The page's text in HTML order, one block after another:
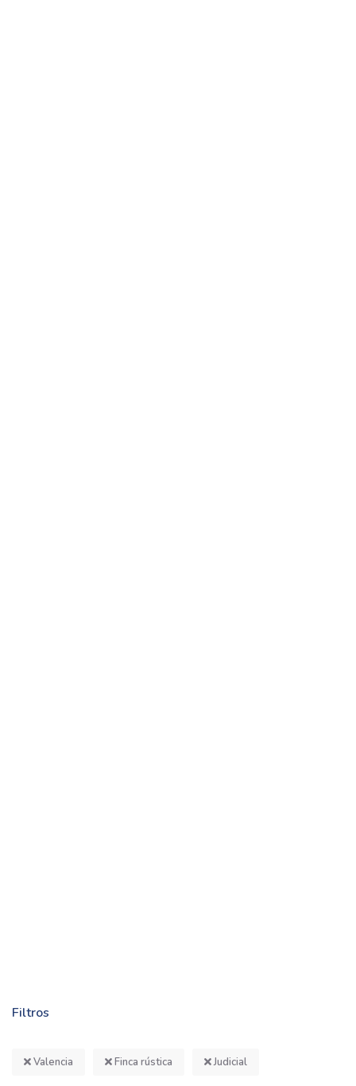
Filtros
Valencia Finca rústica Judicial